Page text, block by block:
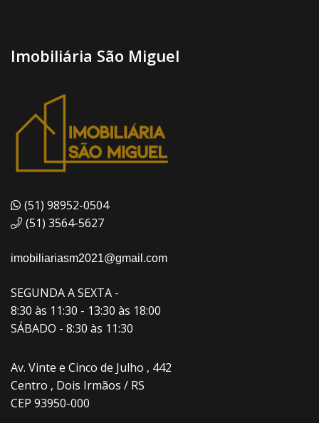
Imobiliária São Miguel
(51) 98952-0504
(51) 3564-5627
imobiliariasm2021@gmail.com
SEGUNDA A SEXTA -
8:30 às 11:30 - 13:30 às 18:00
SÁBADO - 8:30 às 11:30
Av. Vinte e Cinco de Julho , 442
Centro , Dois Irmãos / RS
CEP 93950-000